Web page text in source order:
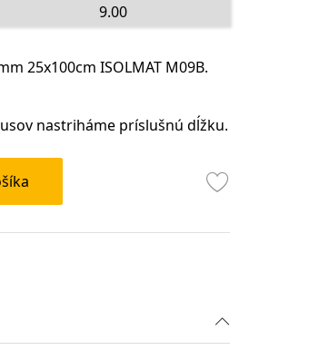
9.00
25x100cm ISOLMAT M09B.
nastriháme príslušnú dĺžku.